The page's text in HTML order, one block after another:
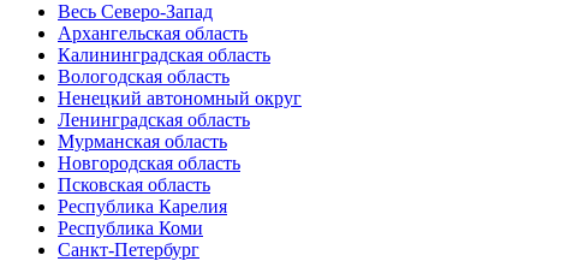
Весь Северо-Запад
Архангельская область
Калининградская область
Вологодская область
Ненецкий автономный округ
Ленинградская область
Мурманская область
Новгородская область
Псковская область
Республика Карелия
Республика Коми
Санкт-Петербург